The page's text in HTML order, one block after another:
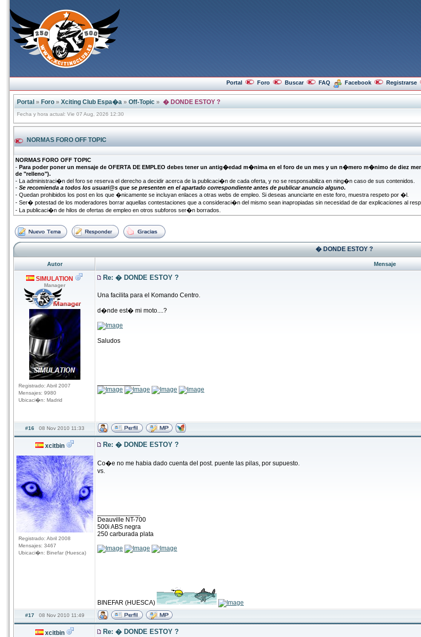
Portal Foro Buscar FAQ Facebook Registrarse
Portal » Foro » Xciting Club Espa�a » Off-Topic » � DONDE ESTOY ?
Fecha y hora actual: Vie 07 Aug, 2026 12:30
NORMAS FORO OFF TOPIC
NORMAS FORO OFF TOPIC
- Para poder poner un mensaje de OFERTA DE EMPLEO debes tener un antig�edad m�nima en el foro de un mes y un n�mero m�nimo de diez
de "relleno").
- La administraci�n del foro se reserva el derecho a decidir acerca de la publicaci�n de cada oferta, y no se responsabiliza en ning�n caso de sus contenidos.
- Se recomienda a todos los usuari@s que se presenten en el apartado correspondiente antes de publicar anuncio alguno.
- Quedan prohibidos los post en los que �nicamente se incluyan enlaces a otras webs de empleo. Si deseas anunciarte en este foro, muestra respeto por �l.
- Ser� potestad de los moderadores borrar aquellas contestaciones que a consideraci�n del mismo sean inapropiadas sin necesidad de dar explicaciones al
- La publicaci�n de hilos de ofertas de empleo en otros subforos ser�n borrados.
� DONDE ESTOY ?
Autor Mensaje
SIMULATION
Manager
Registrado: Abril 2007
Mensajes: 9980
Ubicaci�n: Madrid
Re: � DONDE ESTOY ?
Una facilita para el Komando Centro.
d�nde est� mi moto....?
Saludos
#16 08 Nov 2010 11:33
xcitbin
Registrado: Abril 2008
Mensajes: 3467
Ubicaci�n: Binefar (Huesca)
Re: � DONDE ESTOY ?
Co�e no me habia dado cuenta del post. puente las pilas, por supuesto.
vs.
Deauville NT-700
500i ABS negra
250 carburada plata
BINEFAR (HUESCA)
#17 08 Nov 2010 11:49
xcitbin Re: � DONDE ESTOY ?